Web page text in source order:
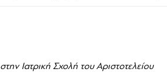
Ιατρική Σχολή του Αριστοτελείου